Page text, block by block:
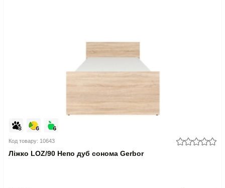
Код товару: 10643
Ліжко LOZ/90 Непо дуб сонома Gerbor